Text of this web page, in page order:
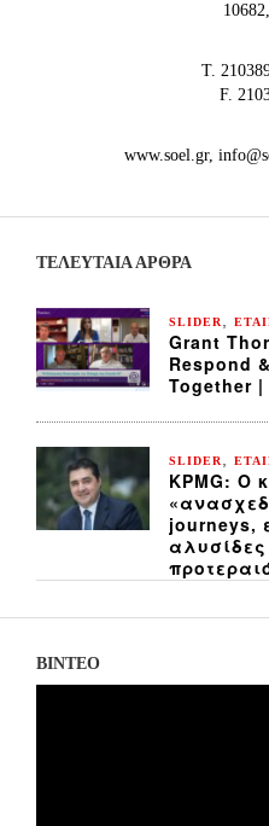
Τ.
F.
www.soel.gr,
ΤΕΛΕΥΤΑΙΑ ΆΡΘΡΑ
SLIDER
Grant
Respond
Together |
SLIDER
KPMG: Ο
journeys,
αλυσίδες
ΒΙΝΤΕΟ